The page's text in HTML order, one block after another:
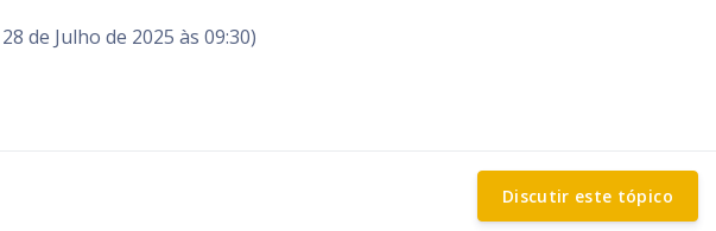
de Julho de 2025 às 09:30)
Discutir este tópico